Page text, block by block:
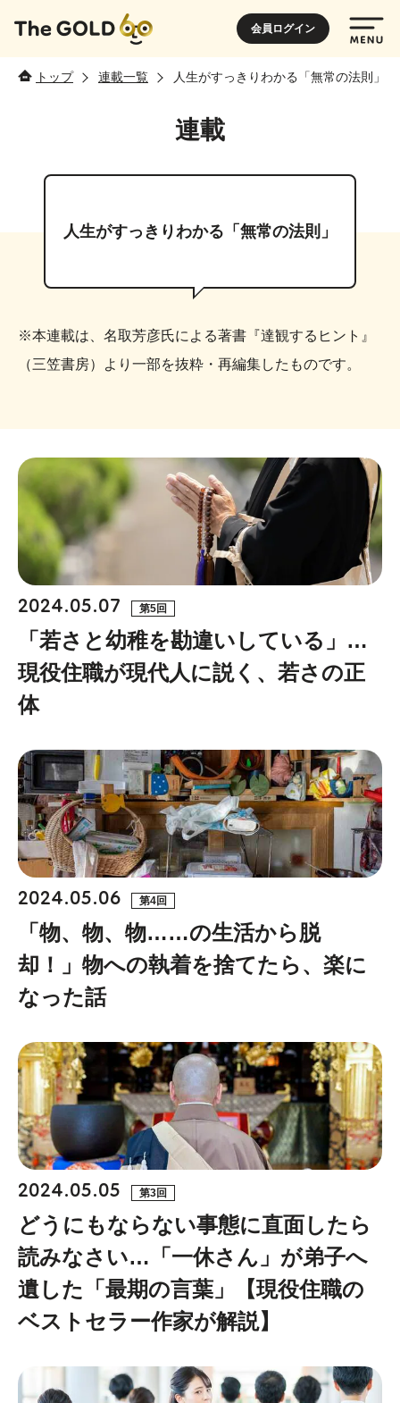
会員ログイン
トップ 連載一覧 人生がすっきりわかる「無常の法則」
連載
人生がすっきりわかる「無常の法則」
※本連載は、名取芳彦氏による著書『達観するヒント』
（三笠書房）より一部を抜粋・再編集したものです。
2024.05.07 第5回
「若さと幼稚を勘違いしている」…
現役住職が現代人に説く、若さの正
体
2024.05.06 第4回
「物、物、物……の生活から脱
却！」物への執着を捨てたら、楽に
なった話
2024.05.05 第3回
どうにもならない事態に直面したら
読みなさい…「一休さん」が弟子へ
遺した「最期の言葉」【現役住職の
ベストセラー作家が解説】